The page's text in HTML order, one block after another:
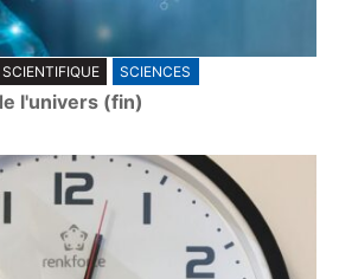
SCIENCES
l'univers (fin)